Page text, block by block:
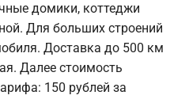
домики, коттеджи
Для больших строений
Доставка до 500 км
Далее стоимость
150 рублей за